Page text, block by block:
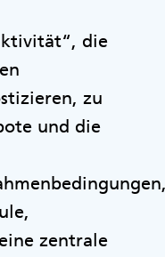
die
zu
und die
zentrale